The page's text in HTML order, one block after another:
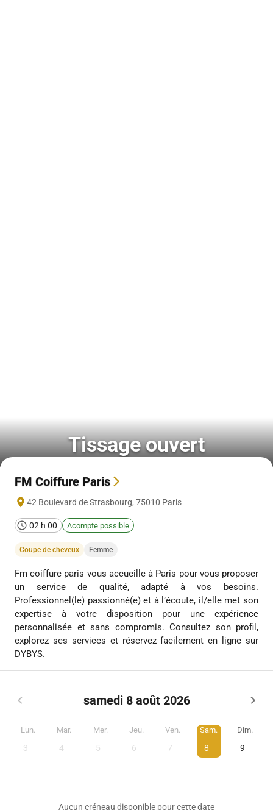
Tissage ouvert
FM Coiffure Paris
42 Boulevard de Strasbourg, 75010 Paris
02 h 00 Acompte possible
Coupe de cheveux Femme
Fm coiffure paris vous accueille à Paris pour vous proposer
un service de qualité, adapté à vos besoins.
Professionnel(le) passionné(e) et à l’écoute, il/elle met son
expertise à votre disposition pour une expérience
personnalisée et sans compromis. Consultez son profil,
explorez ses services et réservez facilement en ligne sur
DYBYS.
samedi 8 août 2026
Lun.
3
Mar.
4
Mer.
5
Jeu.
6
Ven.
7
Sam.
8
Dim.
9
Aucun créneau disponible pour cette date